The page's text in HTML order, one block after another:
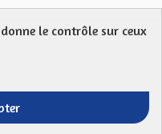
Open Data
le contrôle sur ceux